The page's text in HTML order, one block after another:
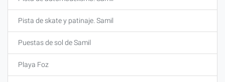
Pista de skate y patinaje. Samil
Puestas de sol de Samil
Playa Foz